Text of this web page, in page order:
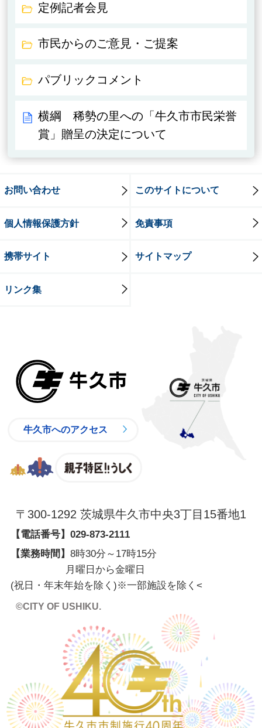
定例記者会見
市民からのご意見・ご提案
パブリックコメント
横綱 稀勢の里への「牛久市市民栄誉
賞」贈呈の決定について
お問い合わせ このサイトについて
個人情報保護方針 免責事項
携帯サイト サイトマップ
リンク集
牛久市へのアクセス
〒300-1292 茨城県牛久市中央3丁目15番地1
【電話番号】 029-873-2111
【業務時間】 8時30分～17時15分
月曜日から金曜日
(祝日・年末年始を除く)※一部施設を除く <
©CITY OF USHIKU.